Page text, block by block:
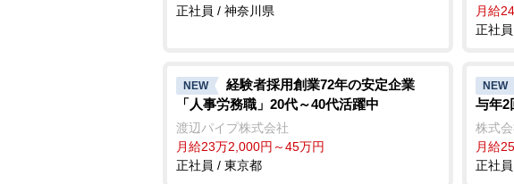
正社員 / 神奈川県
月給
正社
NEW
経験者採用創業72年の安定企業
「人事労務職」20代～40代活躍中
渡辺パイプ株式会社
月給23万2,000円～45万円
正社員 / 東京都
NEW
与年2
株式
月給
正社